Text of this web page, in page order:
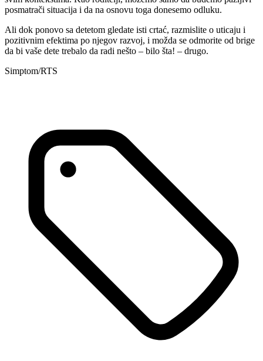
posmatrači situacija i da na osnovu toga donesemo odluku.
Ali dok ponovo sa detetom gledate isti crtać, razmislite o uticaju i
pozitivnim efektima po njegov razvoj, i možda se odmorite od brige
da bi vaše dete trebalo da radi nešto – bilo šta! – drugo.
Simptom/RTS